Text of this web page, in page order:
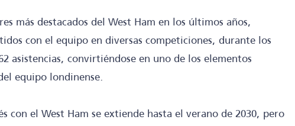
más destacados del West Ham en los últimos años,
con el equipo en diversas competiciones, durante los
asistencias, convirtiéndose en uno de los elementos
equipo londinense.
con el West Ham se extiende hasta el verano de 2030, pero